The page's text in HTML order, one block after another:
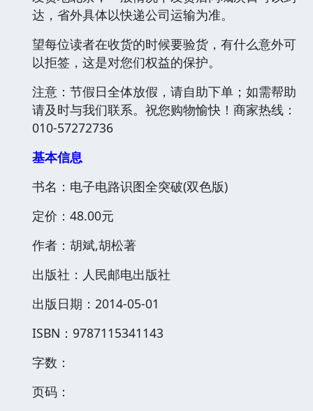
达，省外具体以快递公司运输为准。
望每位读者在收货的时候要验货，有什么意外可
以拒签，这是对您们权益的保护。
注意：节假日全体放假，请自助下单；如需帮助
请及时与我们联系。祝您购物愉快！商家热线：
010-57272736
基本信息
书名：电子电路识图全突破(双色版)
定价：48.00元
作者：胡斌,胡松著
出版社：人民邮电出版社
出版日期：2014-05-01
ISBN：9787115341143
字数：
页码：